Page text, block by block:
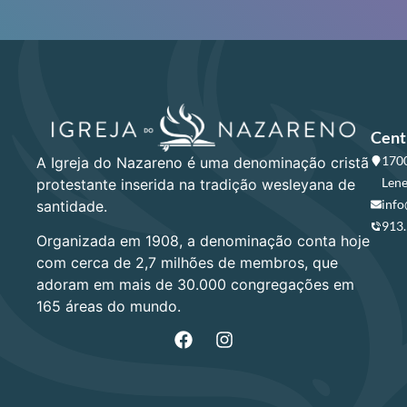
A Igreja do Nazareno é uma denominação cristã
protestante inserida na tradição wesleyana de
santidade.
Organizada em 1908, a denominação conta hoje
com cerca de 2,7 milhões de membros, que
adoram em mais de 30.000 congregações em
165 áreas do mundo.